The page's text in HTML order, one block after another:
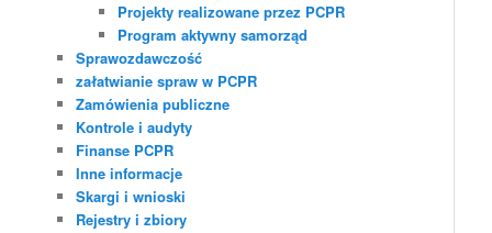
Projekty realizowane przez PCPR
Program aktywny samorząd
Sprawozdawczość
załatwianie spraw w PCPR
Zamówienia publiczne
Kontrole i audyty
Finanse PCPR
Inne informacje
Skargi i wnioski
Rejestry i zbiory